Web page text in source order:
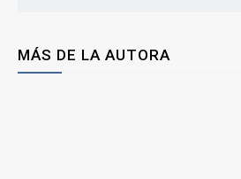
MÁS DE LA AUTORA